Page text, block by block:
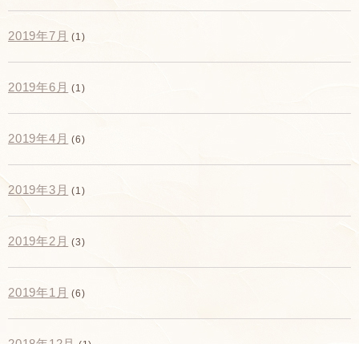
2019年7月 (1)
2019年6月 (1)
2019年4月 (6)
2019年3月 (1)
2019年2月 (3)
2019年1月 (6)